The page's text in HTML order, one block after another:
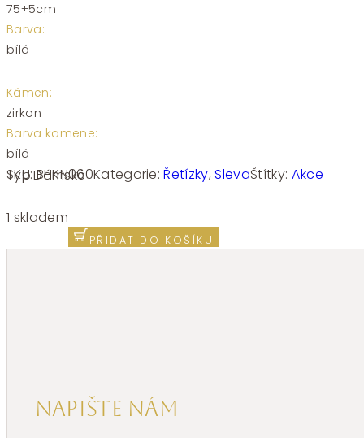
75+5cm
Barva:
bílá
Kámen:
zirkon
Barva kamene:
bílá
SKU:BHKN060Kategorie:Řetízky,SlevaŠtítky: Akce
Typ:Dámské
1 sklademkřížek
se PŘIDAT DO KOŠÍKU
Napište nám